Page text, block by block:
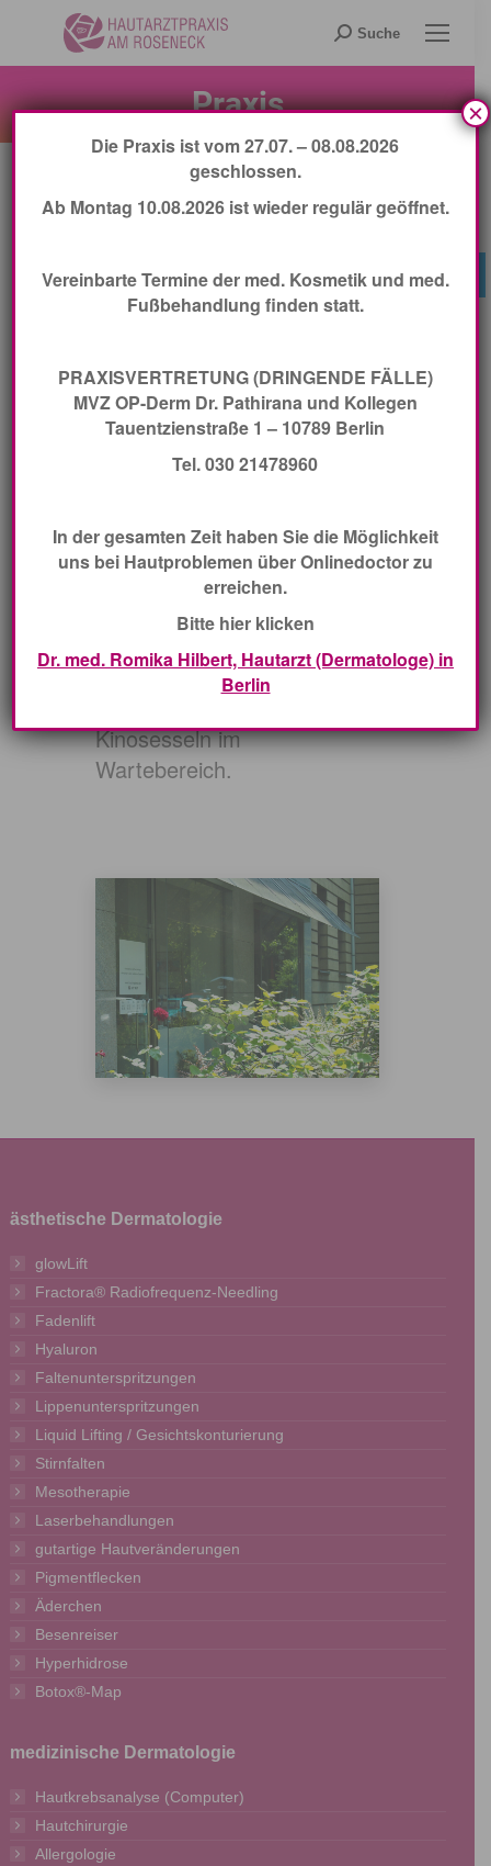
Search:
Suche
Praxis
Ihre
Hautarztpraxis
Unsere Praxis befindet sich
in der Franzensbader Str. 2
im Berliner Stadtteil
Rosenecks.
Die Räume imponieren mit
außergewöhnlichen
Einrichtungsdetails, von
Bildern (Letizia Pecci) und
Kinosesseln im
Wartebereich.
ästhetische Dermatologie
glowLift
Fractora® Radiofrequenz-Needling
Fadenlift
Hyaluron
Faltenunterspritzungen
Lippenunterspritzungen
Liquid Lifting / Gesichtskonturierung
Stirnfalten
Mesotherapie
Laserbehandlungen
gutartige Hautveränderungen
Pigmentflecken
Äderchen
Besenreiser
Hyperhidrose
Botox®-Map
medizinische Dermatologie
Hautkrebsanalyse (Computer)
Hautchirurgie
Allergologie
Jetzt Termin buchen
Die Praxis ist vom 27.07. – 08.08.2026
geschlossen.
Ab Montag 10.08.2026 ist wieder regulär geöffnet.
Vereinbarte Termine der med. Kosmetik und med.
Fußbehandlung finden statt.
PRAXISVERTRETUNG (DRINGENDE FÄLLE)
MVZ OP-Derm Dr. Pathirana und Kollegen
Tauentzienstraße 1 – 10789 Berlin
Tel. 030 21478960
In der gesamten Zeit haben Sie die Möglichkeit
uns bei Hautproblemen über Onlinedoctor zu
erreichen.
Bitte hier klicken
Dr. med. Romika Hilbert, Hautarzt (Dermatologe) in
Berlin
×